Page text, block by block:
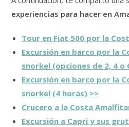
experiencias para hacer en
Tour en Fiat 500 por la
Excursión en barco por la
snorkel (opciones de 2, 4 o
Excursión en barco por la
snorkel (4 horas) >>
Crucero a la Costa
Excursión a Capri y sus